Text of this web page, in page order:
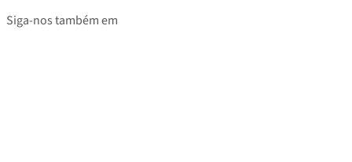
Siga-nos também em